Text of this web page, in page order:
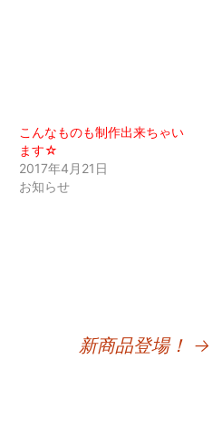
こんなものも制作出来ちゃい
ます☆
2017年4月21日
お知らせ
新商品登場！ →